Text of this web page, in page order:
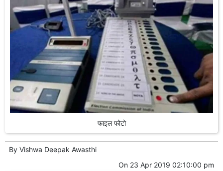
फाइल फोटो
By Vishwa Deepak Awasthi
On 23 Apr 2019 02:10:00 pm